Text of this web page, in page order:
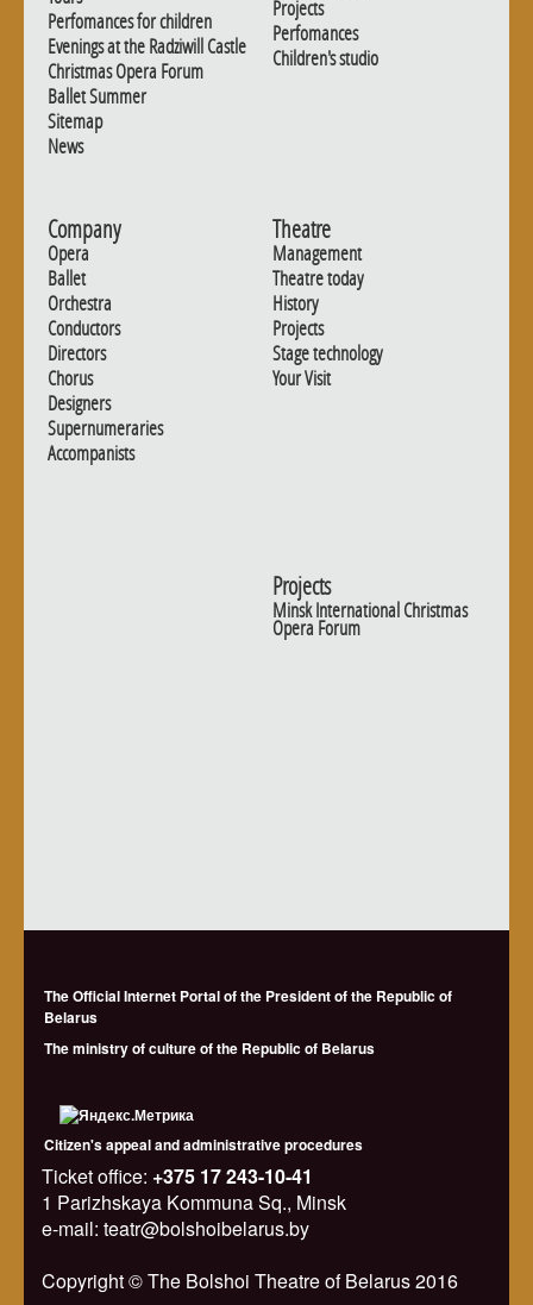
Perfomances for children
Evenings at the Radziwill Castle
Christmas Opera Forum
Ballet Summer
Sitemap
News
Projects
Perfomances
Children's studio
Company
Opera
Ballet
Orchestra
Conductors
Directors
Chorus
Designers
Supernumeraries
Accompanists
Theatre
Management
Theatre today
History
Projects
Stage technology
Your Visit
Projects
Minsk International Christmas
Opera Forum
The Official Internet Portal of the President of the Republic of
Belarus
The ministry of culture of the Republic of Belarus
Citizen's appeal and administrative procedures
Ticket office: +375 17 243-10-41
1 Parizhskaya Kommuna Sq., Minsk
e-mail: teatr@bolshoibelarus.by
Copyright © The Bolshoi Theatre of Belarus 2016